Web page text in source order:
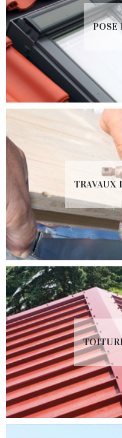
POSE
TRAVAUX